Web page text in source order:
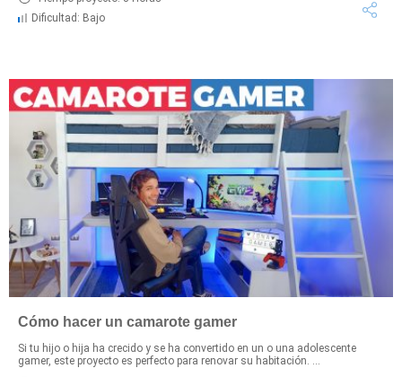
Dificultad: Bajo
Cómo hacer un camarote gamer
Si tu hijo o hija ha crecido y se ha convertido en un o una adolescente
gamer, este proyecto es perfecto para renovar su habitación. ...